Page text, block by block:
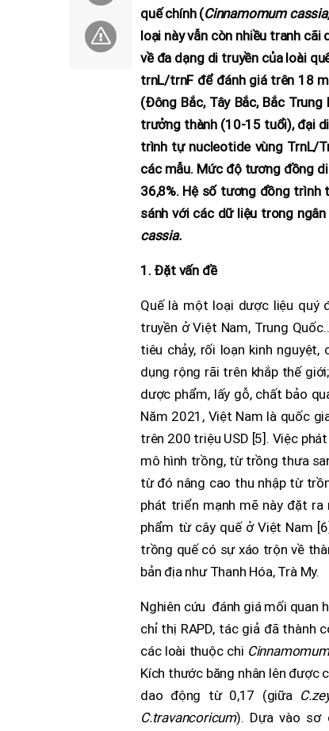
quế chính (Cinnamomum
loại này vẫn còn nhiều tranh
về đa dạng di truyền của loài
trnL/trnF để đánh giá trên 18
(Đông Bắc, Tây Bắc, Bắc
trưởng thành (10-15 tuổi), đại
trình tự nucleotide vùng TrnL/
các mẫu. Mức độ tương đồng
36,8%. Hệ số tương đồng trình
sánh với các dữ liệu trong
cassia.
1. Đặt vấn đề
Quế là một loại dược liệu quý
truyền ở Việt Nam, Trung
tiêu chảy, rối loạn kinh
dụng rộng rãi trên khắp thế
dược phẩm, lấy gỗ, chất bảo
Năm 2021, Việt Nam là quốc
trên 200 triệu USD [5]. Việc
mô hình trồng, từ trồng thưa
từ đó nâng cao thu nhập từ
phát triển mạnh mẽ này đặt
phẩm từ cây quế ở Việt Nam
trồng quế có sự xáo trộn về
bản địa như Thanh Hóa, Trà My.
Nghiên cứu đánh giá mối quan
chỉ thị RAPD, tác giả đã thành
các loài thuộc chi
Kích thước băng nhân lên được
dao động từ 0,17 (giữa
C.travancoricum). Dựa vào sơ